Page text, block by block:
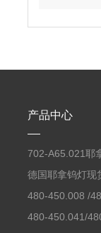
产品中心
702-A65.021耶
素分析仪反应罐
德国耶拿钨灯现
480-450.008 /
450.008C耶拿镉
480-450.041/